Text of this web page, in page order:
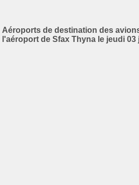
Aéroports de destination des
l'aéroport de Sfax Thyna le jeudi 03